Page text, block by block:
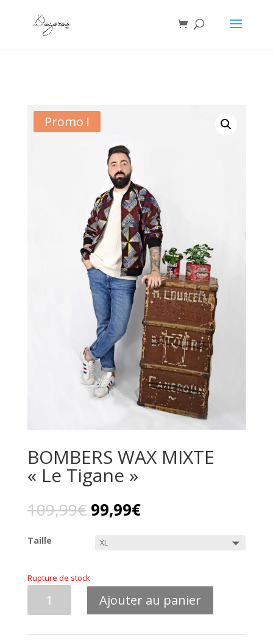
Promo !
BOMBERS WAX MIXTE
« Le Tigane »
109,99€ 99,99€
Taille
Rupture de stock
WAX
Ajouter au panier